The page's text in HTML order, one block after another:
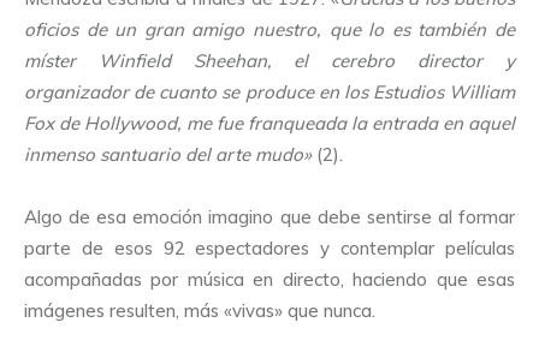
oficios de un gran amigo nuestro, que lo es también de
míster Winfield Sheehan, el cerebro director y
organizador de cuanto se produce en los Estudios William
Fox de Hollywood, me fue franqueada la entrada en aquel
inmenso santuario del arte mudo»(2).
Algo de esa emoción imagino que debe sentirse al formar
parte de esos 92 espectadores y contemplar películas
acompañadas por música en directo, haciendo que esas
imágenes resulten, más «vivas» que nunca.